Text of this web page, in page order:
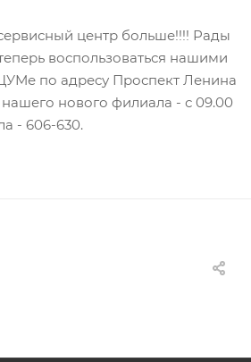
центр больше!!!! Рады
воспользоваться нашими
по адресу Проспект Ленина
нового филиала - с 09.00
- 606-630.